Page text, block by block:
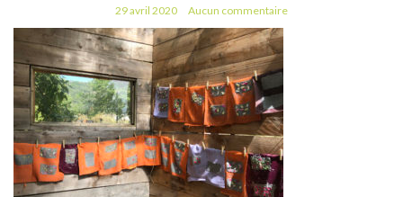
29 avril 2020 Aucun commentaire